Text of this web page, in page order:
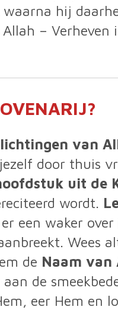
hij
– Verheven
van
door thuis
uit de
wordt.
er een waker
Wees
de Naam van
de
eer Hem en